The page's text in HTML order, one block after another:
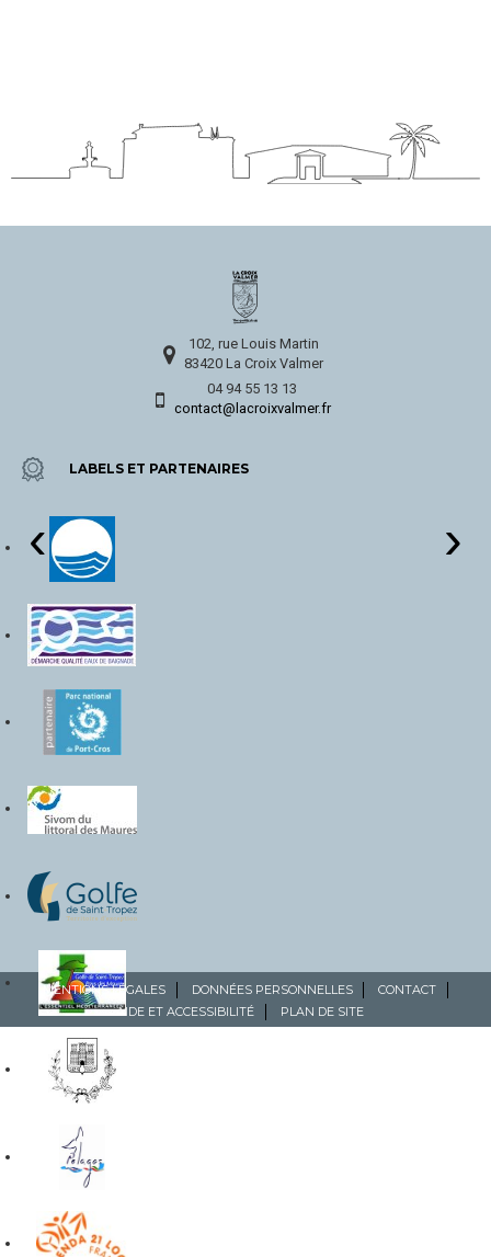
102, rue Louis Martin
83420 La Croix Valmer
04 94 55 13 13
contact@lacroixvalmer.fr
LABELS ET PARTENAIRES
‹ ›
MENTIONS LÉGALES DONNÉES PERSONNELLES
CONTACT
AIDE ET ACCESSIBILITÉ
PLAN DE SITE